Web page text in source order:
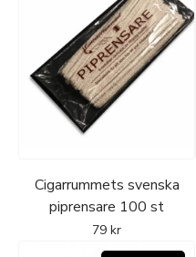
Cigarrummets svenska
piprensare 100 st
79 kr